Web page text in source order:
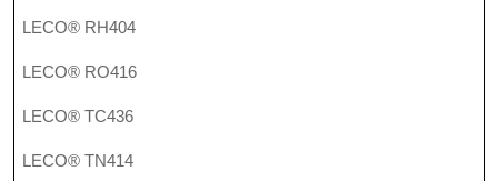
LECO® RH404
LECO® RO416
LECO® TC436
LECO® TN414